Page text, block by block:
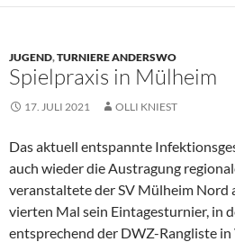
JUGEND,TURNIERE ANDERSWO
Spielpraxis in Mülheim
17. JULI 2021 OLLI KNIEST
Das aktuell entspannte
auch wieder die Austragung
veranstaltete der SV Mülheim Nord
vierten Mal sein Eintagesturnier, in
entsprechend der DWZ-Rangliste